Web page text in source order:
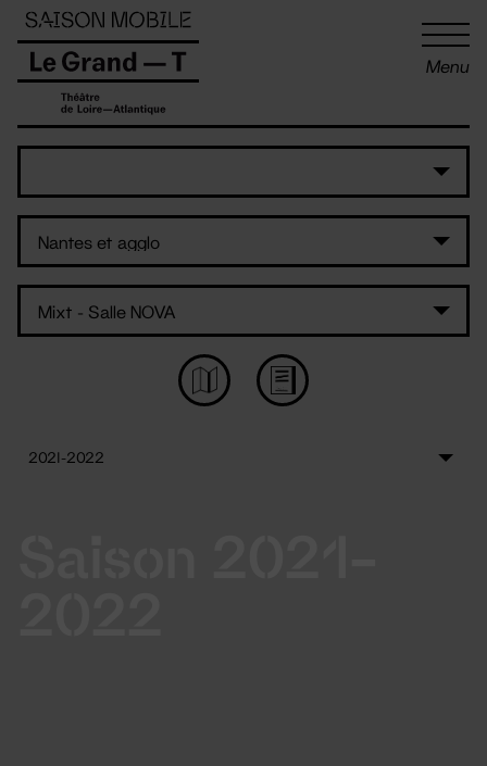
Menu
Panneau de gestion des cookies